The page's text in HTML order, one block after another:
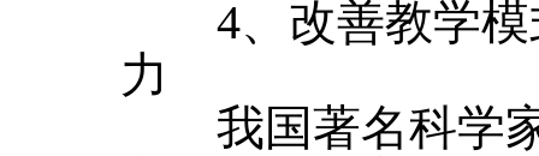
4、改善教学模
力
我国著名科学家